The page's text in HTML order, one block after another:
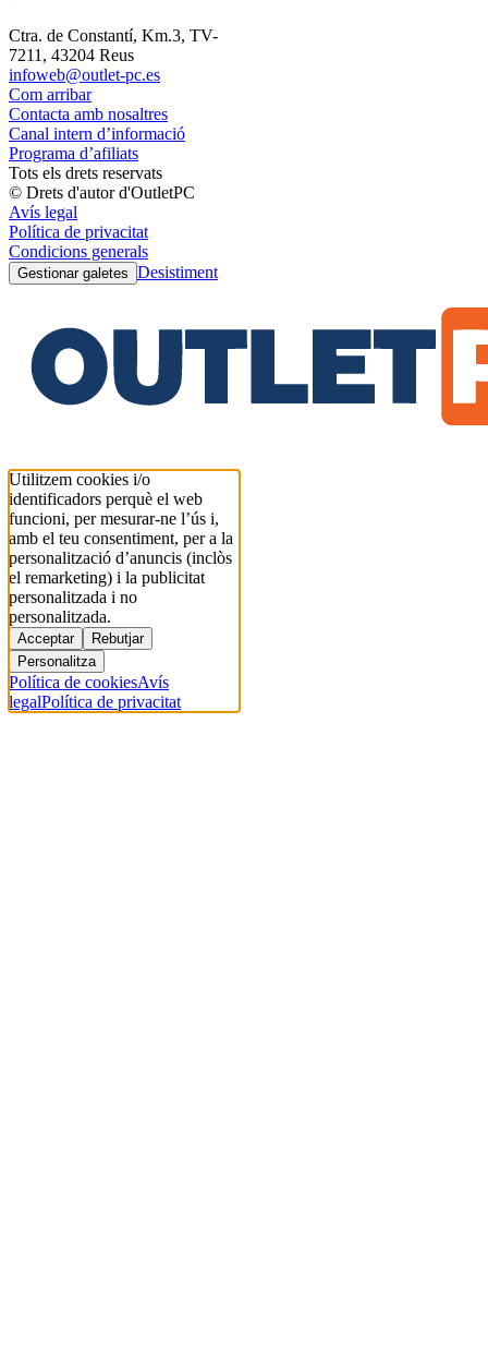
Ctra. de Constantí, Km.3, TV-
7211, 43204 Reus
infoweb@outlet-pc.es
Com arribar
Contacta amb nosaltres
Canal intern d’informació
Programa d’afiliats
Tots els drets reservats
© Drets d'autor d'OutletPC
Avís legal
Política de privacitat
Condicions generals
Gestionar galetes Desistiment
Utilitzem cookies i/o
identificadors perquè el web
funcioni, per mesurar-ne l’ús i,
amb el teu consentiment, per a la
personalització d’anuncis (inclòs
el remarketing) i la publicitat
personalitzada i no
personalitzada.
Acceptar
Rebutjar
Personalitza
Política de cookiesAvís
legalPolítica de privacitat